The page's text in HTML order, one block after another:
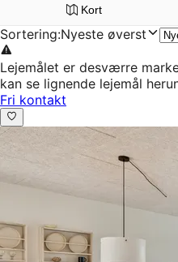
Kort
Sortering:Nyeste øverst
Lejemålet er desværre
kan se lignende lejemål
Fri kontakt